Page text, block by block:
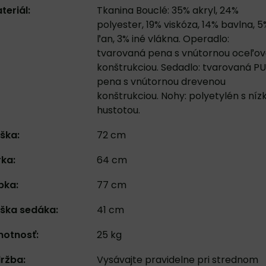
Tkanina Bouclé: 35% akryl, 24%
polyester, 19% viskóza, 14% bavlna,
ľan, 3% iné vlákna. Operadlo:
tvarovaná pena s vnútornou
konštrukciou. Sedadlo: tvarovaná PU
pena s vnútornou drevenou
konštrukciou. Nohy: polyetylén s
hustotou.
72 cm
64 cm
77 cm
sedáka:
41 cm
25 kg
Vysávajte pravidelne pri strednom